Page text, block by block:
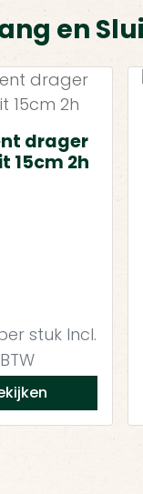
en
drager
15cm 2h
stuk Incl.
BTW